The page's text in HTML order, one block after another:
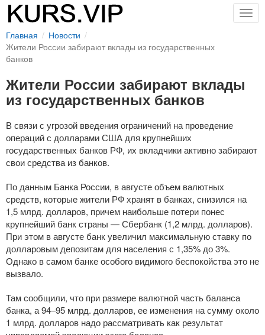
Главная
Новости
Жители России забирают вклады из государственных
банков
Жители России забирают вклады
из государственных банков
В связи с угрозой введения ограничений на проведение
операций с долларами США для крупнейших
государственных банков РФ, их вкладчики активно забирают
свои средства из банков.
По данным Банка России, в августе объем валютных
средств, которые жители РФ хранят в банках, снизился на
1,5 млрд. долларов, причем наибольше потери понес
крупнейший банк страны — Сбербанк (1,2 млрд. долларов).
При этом в августе банк увеличил максимальную ставку по
долларовым депозитам для населения с 1,35% до 3%.
Однако в самом банке особого видимого беспокойства это не
вызвало.
Там сообщили, что при размере валютной часть баланса
банка, а 94–95 млрд. долларов, ее изменения на сумму около
1 млрд. долларов надо рассматривать как результат